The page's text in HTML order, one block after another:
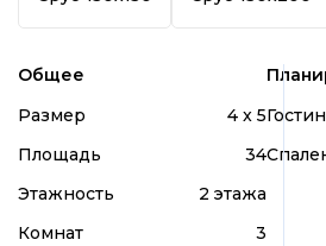
Общее
Размер
4 x 5
Площадь
34
Этажность
2 этажа
Комнат
3